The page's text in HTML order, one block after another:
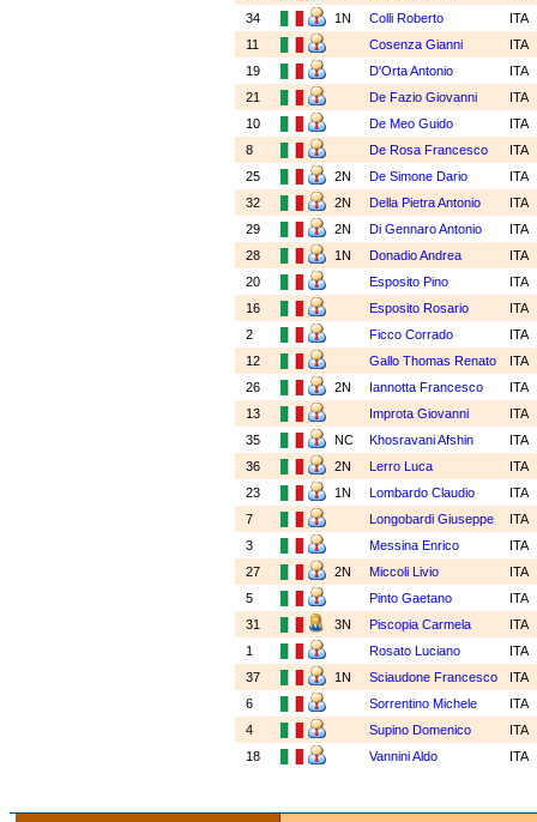
34
1N Colli Roberto
ITA
11
Cosenza Gianni
ITA
19
D'Orta Antonio
ITA
21
De Fazio Giovanni
ITA
10
De Meo Guido
ITA
8
De Rosa Francesco
ITA
25
2N De Simone Dario
ITA
32
2N Della Pietra Antonio
ITA
29
2N Di Gennaro Antonio
ITA
28
1N Donadio Andrea
ITA
20
Esposito Pino
ITA
16
Esposito Rosario
ITA
2
Ficco Corrado
ITA
12
Gallo Thomas Renato
ITA
26
2N Iannotta Francesco
ITA
13
Improta Giovanni
ITA
35
NC Khosravani Afshin
ITA
36
2N Lerro Luca
ITA
23
1N Lombardo Claudio
ITA
7
Longobardi Giuseppe
ITA
3
Messina Enrico
ITA
27
2N Miccoli Livio
ITA
5
Pinto Gaetano
ITA
31
3N Piscopia Carmela
ITA
1
Rosato Luciano
ITA
37
1N Sciaudone Francesco
ITA
6
Sorrentino Michele
ITA
4
Supino Domenico
ITA
18
Vannini Aldo ITA